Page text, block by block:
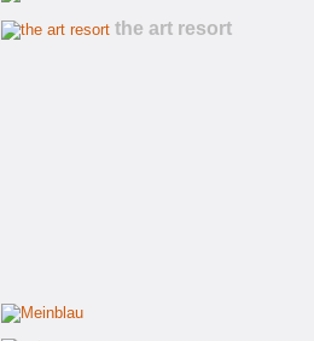
the art resort